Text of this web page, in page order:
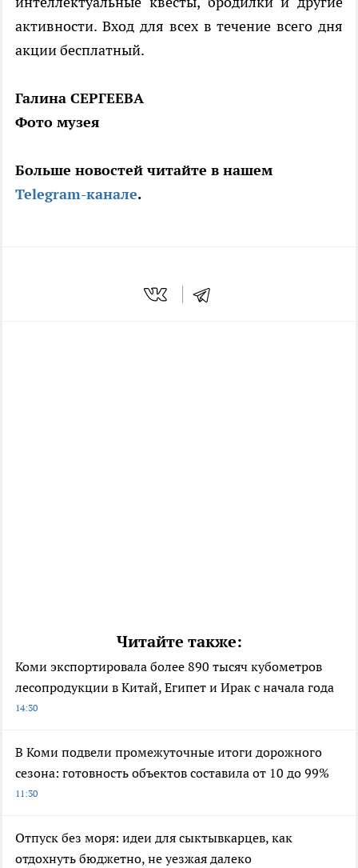
активности. Вход для всех в течение всего дня
акции бесплатный.
Галина СЕРГЕЕВА
Фото музея
Больше новостей читайте в нашем
Telegram-канале.
Читайте также:
Коми экспортировала более 890 тысяч кубометров
лесопродукции в Китай, Египет и Ирак с начала года
14:30
В Коми подвели промежуточные итоги дорожного
сезона: готовность объектов составила от 10 до 99%
11:30
Отпуск без моря: идеи для сыктывкарцев, как
отдохнуть бюджетно, не уезжая далеко